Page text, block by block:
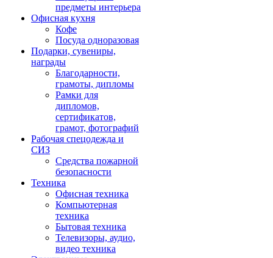
предметы интерьера
Офисная кухня
Кофе
Посуда одноразовая
Подарки, сувениры,
награды
Благодарности,
грамоты, дипломы
Рамки для
дипломов,
сертификатов,
грамот, фотографий
Рабочая спецодежда и
СИЗ
Средства пожарной
безопасности
Техника
Офисная техника
Компьютерная
техника
Бытовая техника
Телевизоры, аудио,
видео техника